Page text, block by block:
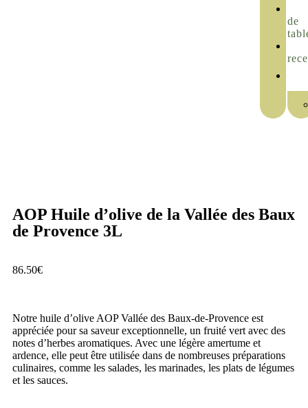
de
AOP Huile d’olive de la Vallée des Baux
de Provence 3L
86.50€
Notre huile d’olive AOP Vallée des Baux-de-Provence est
appréciée pour sa saveur exceptionnelle, un fruité vert avec des
notes d’herbes aromatiques. Avec une légère amertume et
ardence, elle peut être utilisée dans de nombreuses préparations
culinaires, comme les salades, les marinades, les plats de légumes
et les sauces.